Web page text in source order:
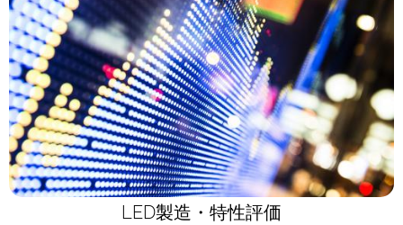
LED製造・特性評価